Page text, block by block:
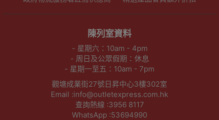
陳列室資料
- 星期六：10am - 4pm
- 周日及公眾假期：休息
- 星期一至五：10am - 7pm
觀塘成業街27號日昇中心3樓302室
Email :info@outletexpress.com.hk
查詢熱線 :3956 8117
WhatsApp :53694990